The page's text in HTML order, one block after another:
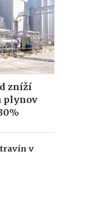
zníží
plynov
v